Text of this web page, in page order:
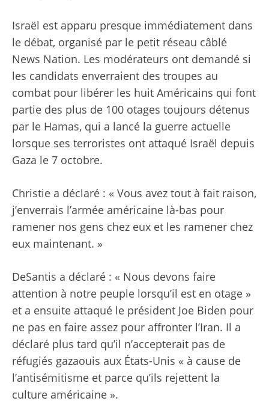
Israël est apparu presque immédiatement dans
le débat, organisé par le petit réseau câblé
News Nation. Les modérateurs ont demandé si
les candidats enverraient des troupes au
combat pour libérer les huit Américains qui font
partie des plus de 100 otages toujours détenus
par le Hamas, qui a lancé la guerre actuelle
lorsque ses terroristes ont attaqué Israël depuis
Gaza le 7 octobre.
Christie a déclaré : « Vous avez tout à fait raison,
j’enverrais l’armée américaine là-bas pour
ramener nos gens chez eux et les ramener chez
eux maintenant. »
DeSantis a déclaré : « Nous devons faire
attention à notre peuple lorsqu’il est en otage »
et a ensuite attaqué le président Joe Biden pour
ne pas en faire assez pour affronter l’Iran. Il a
déclaré plus tard qu’il n’accepterait pas de
réfugiés gazaouis aux États-Unis « à cause de
l’antisémitisme et parce qu’ils rejettent la
culture américaine ».